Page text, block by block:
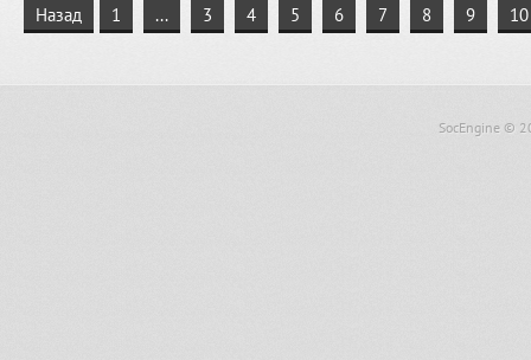
Назад 1 ... 3 4 5 6 7 8 9 10
SocEngine ©